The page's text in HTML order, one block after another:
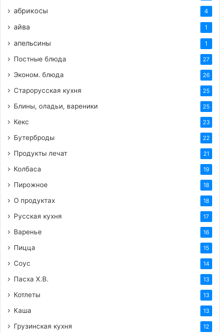
абрикосы 4
айва 1
апельсины 1
Постные блюда 27
Эконом. блюда 26
Старорусская кухня 25
Блины, оладьи, вареники 25
Кекс 23
Бутерброды 22
Продукты лечат 21
Колбаса 19
Пирожное 18
О продуктах 18
Русская кухня 17
Варенье 16
Пицца 15
Соус 14
Пасха Х.В. 13
Котлеты 13
Каша 13
Грузинская кухня 12